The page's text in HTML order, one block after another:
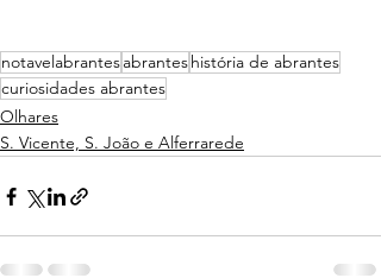
notavelabrantesabranteshistória de abrantes
curiosidades abrantes
Olhares
S. Vicente, S. João e Alferrarede